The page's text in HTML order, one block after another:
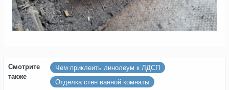
Смотрите
также
Чем приклеить линолеум к ЛДСП
Отделка стен ванной комнаты